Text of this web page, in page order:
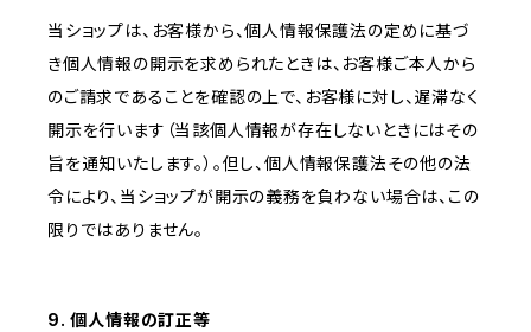
当ショップは、お客様から、個人情報保護法の定めに基づ
き個人情報の開示を求められたときは、お客様ご本人から
のご請求であることを確認の上で、お客様に対し、遅滞なく
開示を行います（当該個人情報が存在しないときにはその
旨を通知いたします。）。但し、個人情報保護法その他の法
令により、当ショップが開示の義務を負わない場合は、この
限りではありません。
9. 個人情報の訂正等